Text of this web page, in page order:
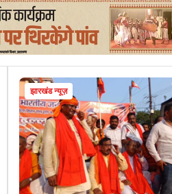
झारखंड न्यूज़